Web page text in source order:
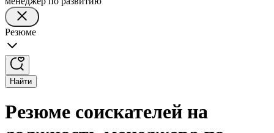
Резюме
Найти
Резюме соискателей на